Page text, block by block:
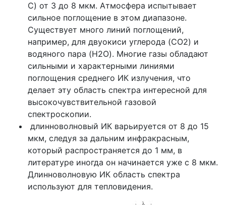
C) от 3 до 8 мкм. Атмосфера испытывает
сильное поглощение в этом диапазоне.
Существует много линий поглощений,
например, для двуокиси углерода (CO2) и
водяного пара (H2O). Многие газы обладают
сильными и характерными линиями
поглощения среднего ИК излучения, что
делает эту область спектра интересной для
высокочувствительной газовой
спектроскопии.
длинноволновый ИК варьируется от 8 до 15
мкм, следуя за дальним инфракрасным,
который распространяется до 1 мм, в
литературе иногда он начинается уже с 8 мкм.
Длинноволновую ИК область спектра
используют для тепловидения.